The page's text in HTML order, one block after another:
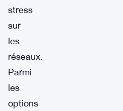
stress
sur
les
réseaux.
Parmi
les
options